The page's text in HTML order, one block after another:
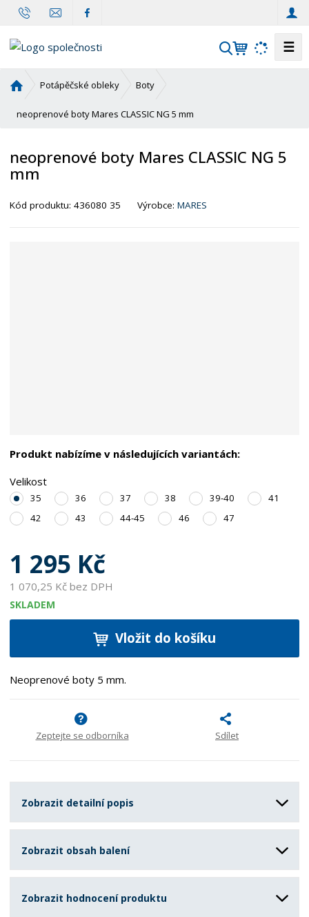
V
a
t
☰
o
í
s
r
Potápěčské obleky Boty
neoprenové boty Mares CLASSIC NG 5 mm
neoprenové boty Mares CLASSIC NG 5
mm
Kód produktu:436080 35 Výrobce:MARES
Produkt nabízíme v následujících variantách:
Velikost
35 36 37 38 39-40
41
42
43 44-45 46 47
1 295 Kč
1 070,25 Kč bez DPH
SKLADEM
Vložit do košíku
Neoprenové boty 5 mm.
Zeptejte se odborníka Sdílet
Zobrazit detailní popis
Zobrazit obsah balení
Zobrazit hodnocení produktu